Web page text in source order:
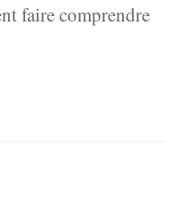
faire comprendre